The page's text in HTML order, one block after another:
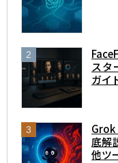
スタ
ガイ
Grok
底解
他ツ